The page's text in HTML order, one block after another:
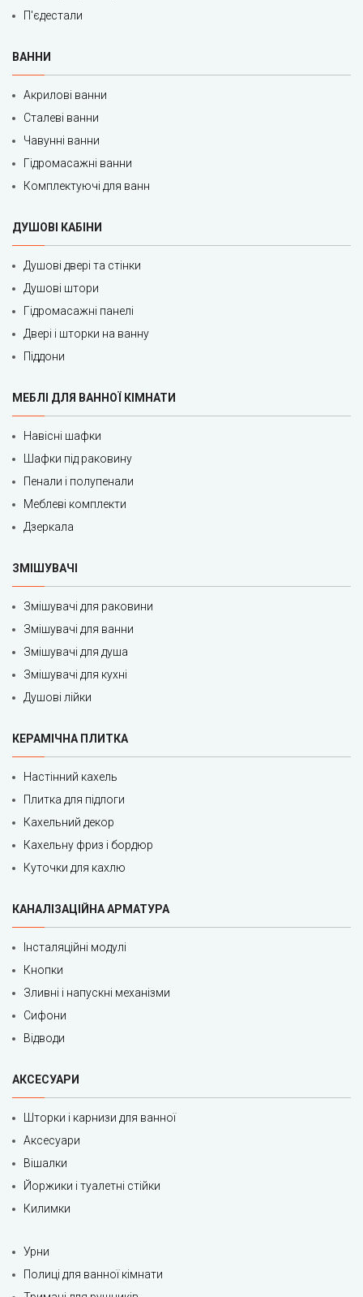
П'єдестали
ВАННИ
Акрилові ванни
Сталеві ванни
Чавунні ванни
Гідромасажні ванни
Комплектуючі для ванн
ДУШОВІ КАБІНИ
Душові двері та стінки
Душові штори
Гідромасажні панелі
Двері і шторки на ванну
Піддони
МЕБЛІ ДЛЯ ВАННОЇ КІМНАТИ
Навісні шафки
Шафки під раковину
Пенали і полупенали
Меблеві комплекти
Дзеркала
ЗМІШУВАЧІ
Змішувачі для раковини
Змішувачі для ванни
Змішувачі для душа
Змішувачі для кухні
Душові лійки
КЕРАМІЧНА ПЛИТКА
Настінний кахель
Плитка для підлоги
Кахельний декор
Кахельну фриз і бордюр
Куточки для кахлю
КАНАЛІЗАЦІЙНА АРМАТУРА
Інсталяційні модулі
Кнопки
Зливні і напускні механізми
Сифони
Відводи
АКСЕСУАРИ
Шторки і карнизи для ванної
Аксесуари
Вішалки
Йоржики і туалетні стійки
Килимки
Урни
Полиці для ванної кімнати